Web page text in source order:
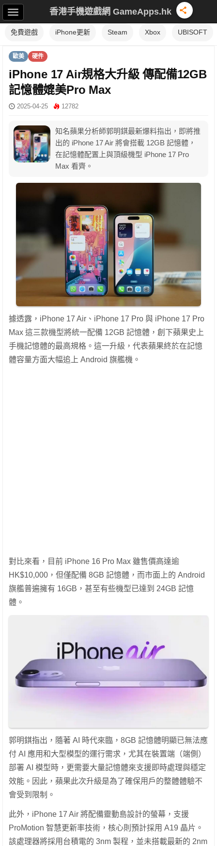
香港手機遊戲網 GameApps.hk
免費遊戲 iPhone更新 Steam Xbox UBISOFT
歐美 硬件
iPhone 17 Air規格大升級 傳配備12GB
記憶體媲美Pro Max
2025-04-25 12782
知名蘋果分析師郭明錤最新爆料指出，即將推
出的 iPhone 17 Air 將會搭載 12GB 記憶體，
在記憶體配置上與頂級機型 iPhone 17 Pro
Max 看齊。
據透露，iPhone 17 Air、iPhone 17 Pro 與 iPhone 17 Pro
Max 這三款機型將統一配備 12GB 記憶體，創下蘋果史上
手機記憶體的最高規格。這一升級，代表蘋果終於在記憶
體容量方面大幅追上 Android 旗艦機。
對比來看，目前 iPhone 16 Pro Max 雖售價高達逾
HK$10,000，但僅配備 8GB 記憶體，而市面上的 Android
旗艦普遍擁有 16GB，甚至有些機型已達到 24GB 記憶
體。
郭明錤指出，隨著 AI 時代來臨，8GB 記憶體明顯已無法應
付 AI 應用和大型模型的運行需求，尤其在裝置端（端側）
部署 AI 模型時，更需要大量記憶體來支援即時處理與穩定
效能。因此，蘋果此次升級是為了確保用戶的整體體驗不
會受到限制。
此外，iPhone 17 Air 將配備靈動島設計的螢幕，支援
ProMotion 智慧更新率技術，核心則預計採用 A19 晶片。
該處理器將採用台積電的 3nm 製程，並未搭載最新的 2nm